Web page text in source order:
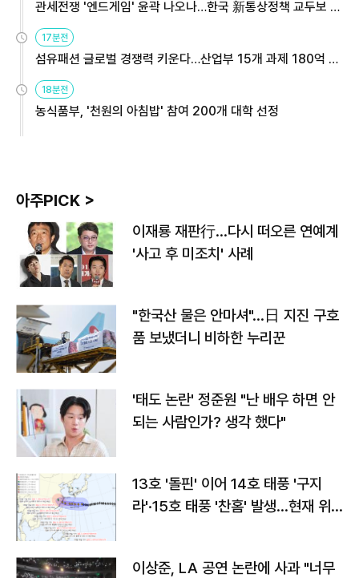
관세전쟁 '엔드게임' 윤곽 나오나…한국 新통상정책 교두보 활
용해야
17분전
섬유패션 글로벌 경쟁력 키운다…산업부 15개 과제 180억 지
원
18분전
농식품부, '천원의 아침밥' 참여 200개 대학 선정
아주PICK >
이재룡 재판行…다시 떠오른 연예계
'사고 후 미조치' 사례
"한국산 물은 안마셔"…日 지진 구호
품 보냈더니 비하한 누리꾼
'태도 논란' 정준원 "난 배우 하면 안
되는 사람인가? 생각 했다"
13호 '돌핀' 이어 14호 태풍 '구지
라'·15호 태풍 '찬홈' 발생…현재 위
이상준, LA 공연 논란에 사과 "너무